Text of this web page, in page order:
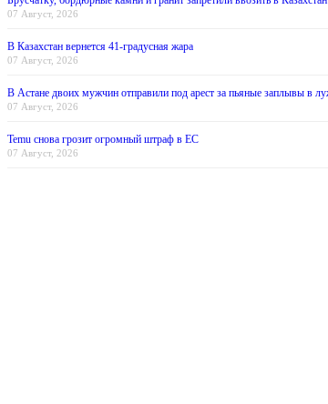
07 Август, 2026
В Казахстан вернется 41-градусная жара
07 Август, 2026
В Астане двоих мужчин отправили под арест за пьяные заплывы в
07 Август, 2026
Temu снова грозит огромный штраф в ЕС
07 Август, 2026